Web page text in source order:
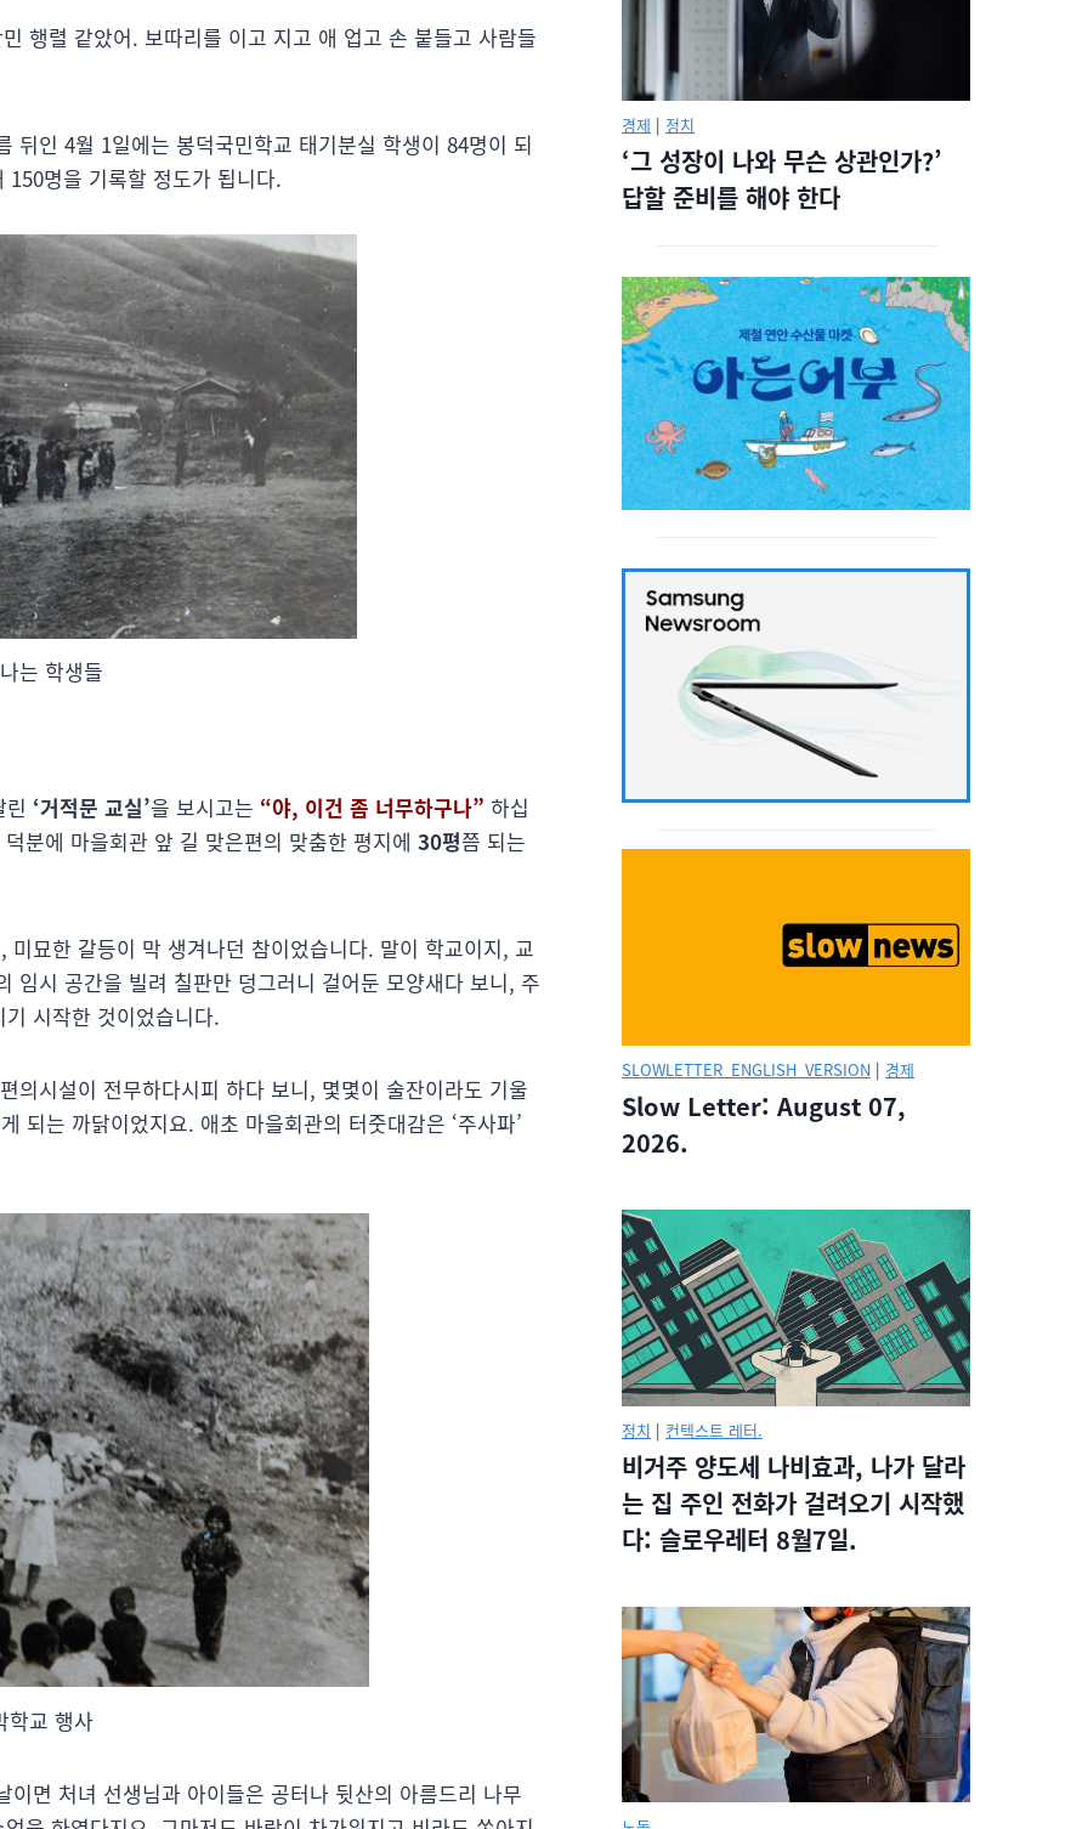
행렬 같았어. 보따리를 이고 지고 애 업고 손 붙들고 사람들
뒤인 4월 1일에는 봉덕국민학교 태기분실 학생이 84명이 되
명을 기록할 정도가 됩니다.
는 학생들
‘거적문 교실’을 보시고는 “야, 이건 좀 너무하구나” 하십
분에 마을회관 앞 길 맞은편의 맞춤한 평지에 30평쯤 되는
묘한 갈등이 막 생겨나던 참이었습니다. 말이 학교이지, 교
임시 공간을 빌려 칠판만 덩그러니 걸어둔 모양새다 보니, 주
시작한 것이었습니다.
의시설이 전무하다시피 하다 보니, 몇몇이 술잔이라도 기울
되는 까닭이었지요. 애초 마을회관의 터줏대감은 ‘주사파’
학교 행사
면 처녀 선생님과 아이들은 공터나 뒷산의 아름드리 나무
경제 | 정치
‘그 성장이 나와 무슨 상관인가?’
답할 준비를 해야 한다
SLOWLETTER_ENGLISH_VERSION | 경제
Slow Letter: August 07,
2026.
정치 | 컨텍스트 레터.
비거주 양도세 나비효과, 나가 달라
는 집 주인 전화가 걸려오기 시작했
다: 슬로우레터 8월7일.